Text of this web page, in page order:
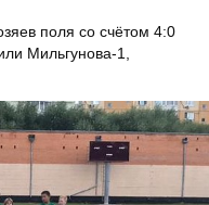
поля со счётом 4:0
Мильгунова-1,